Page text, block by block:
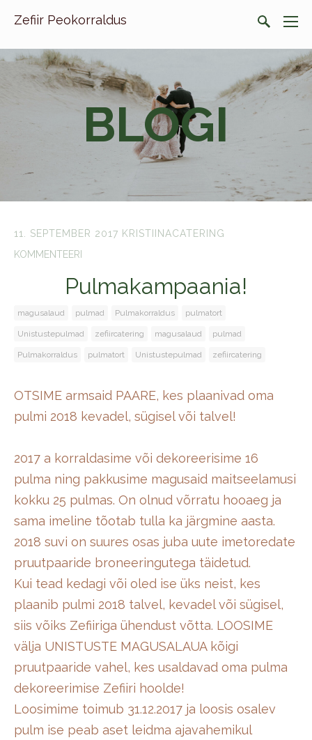
Zefiir Peokorraldus
BLOGI
11. SEPTEMBER 2017 KRISTIINACATERING
KOMMENTEERI
Pulmakampaania!
magusalaud pulmad Pulmakorraldus pulmatort
Unistustepulmad zefiircatering magusalaud pulmad
Pulmakorraldus pulmatort Unistustepulmad zefiircatering
OTSIME armsaid PAARE, kes plaanivad oma
pulmi 2018 kevadel, sügisel või talvel!
2017 a korraldasime või dekoreerisime 16
pulma ning pakkusime magusaid maitseelamusi
kokku 25 pulmas. On olnud võrratu hooaeg ja
sama imeline tõotab tulla ka järgmine aasta.
2018 suvi on suures osas juba uute imetoredate
pruutpaaride broneeringutega täidetud.
Kui tead kedagi või oled ise üks neist, kes
plaanib pulmi 2018 talvel, kevadel või sügisel,
siis võiks Zefiiriga ühendust võtta. LOOSIME
välja UNISTUSTE MAGUSALAUA kõigi
pruutpaaride vahel, kes usaldavad oma pulma
dekoreerimise Zefiiri hoolde!
Loosimime toimub 31.12.2017 ja loosis osalev
pulm ise peab aset leidma ajavahemikul